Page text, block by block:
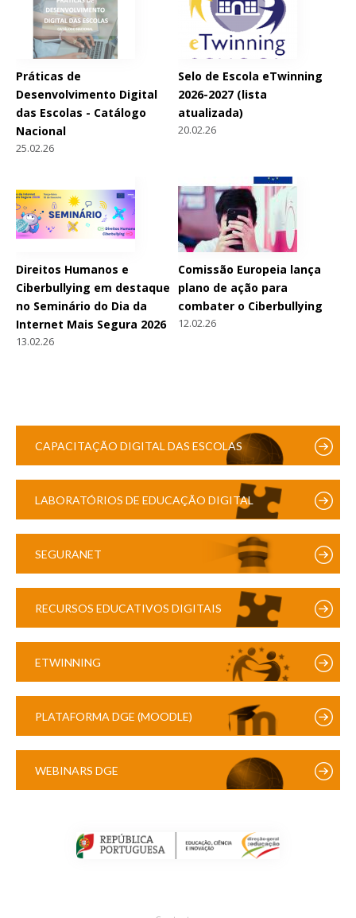
Práticas de
Desenvolvimento Digital
das Escolas - Catálogo
Nacional
25.02.26
Selo de Escola eTwinning
2026-2027 (lista
atualizada)
20.02.26
Direitos Humanos e
Ciberbullying em destaque
no Seminário do Dia da
Internet Mais Segura 2026
13.02.26
Comissão Europeia lança
plano de ação para
combater o Ciberbullying
12.02.26
CAPACITAÇÃO DIGITAL DAS ESCOLAS
LABORATÓRIOS DE EDUCAÇÃO DIGITAL
SEGURANET
RECURSOS EDUCATIVOS DIGITAIS
ETWINNING
PLATAFORMA DGE (MOODLE)
WEBINARS DGE